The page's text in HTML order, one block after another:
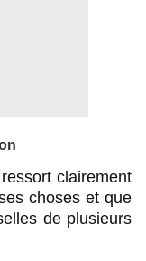
clairement
choses et que
de plusieurs